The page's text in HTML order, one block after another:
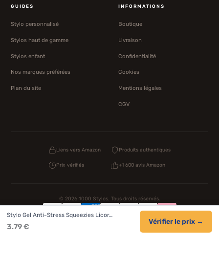
GUIDES
Stylo personnalisé
Stylos haut de gamme
Stylos enfant
Nos marques préférées
Plan du site
INFORMATIONS
Boutique
Livraison
Confidentialité
Cookies
Mentions légales
CGV
Liens vers Amazon Produits authentiques
Prix vérifiés +1 600 avis Amazon
© 2026 1000 Stylos. Tous droits réservés.
Confidentialité Cookies
Stylo Gel Anti-Stress Squeezies Licor…
3.79 €
Vérifier le prix →